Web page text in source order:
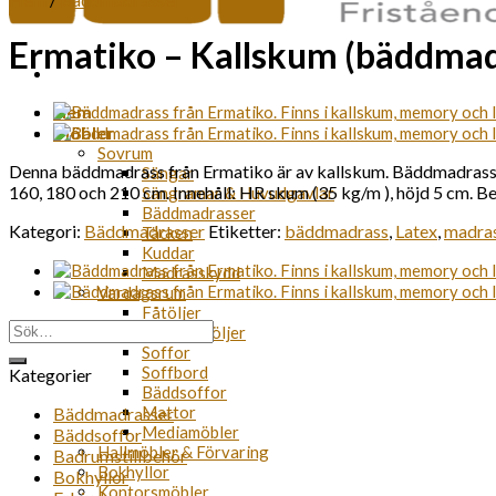
Hem
Möbler
Sovrum
Sängar
Sängramar & Huvudgavlar
Bäddmadrasser
Täcken
Kuddar
Madrasskydd
Vardagsrum
Fåtöljer
Seniorfåtöljer
Soffor
Soffbord
Bäddsoffor
Mattor
Mediamöbler
Hallmöbler & Förvaring
Bokhyllor
Kontorsmöbler
Ermatiko – Kallskum
Denna bäddmadrass från Ermatiko är av kallskum.
160, 180 och 210 cm. Innehåll: HR skum (35 kg/m ), höjd 5 cm.
Kategori: Bäddmadrasser Etiketter: bäddmadrass, Latex,
Sök
efter:
Kategorier
Bäddmadrasser
Bäddsoffor
Badrumstillbehör
Bokhyllor